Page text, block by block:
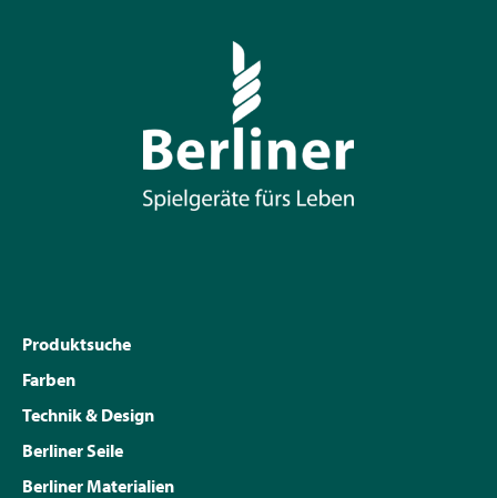
Produktsuche
Farben
Technik & Design
Berliner Seile
Berliner Materialien